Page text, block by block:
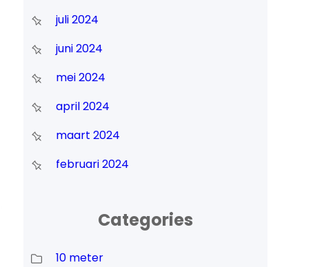
juli 2024
juni 2024
mei 2024
april 2024
maart 2024
februari 2024
Categories
10 meter